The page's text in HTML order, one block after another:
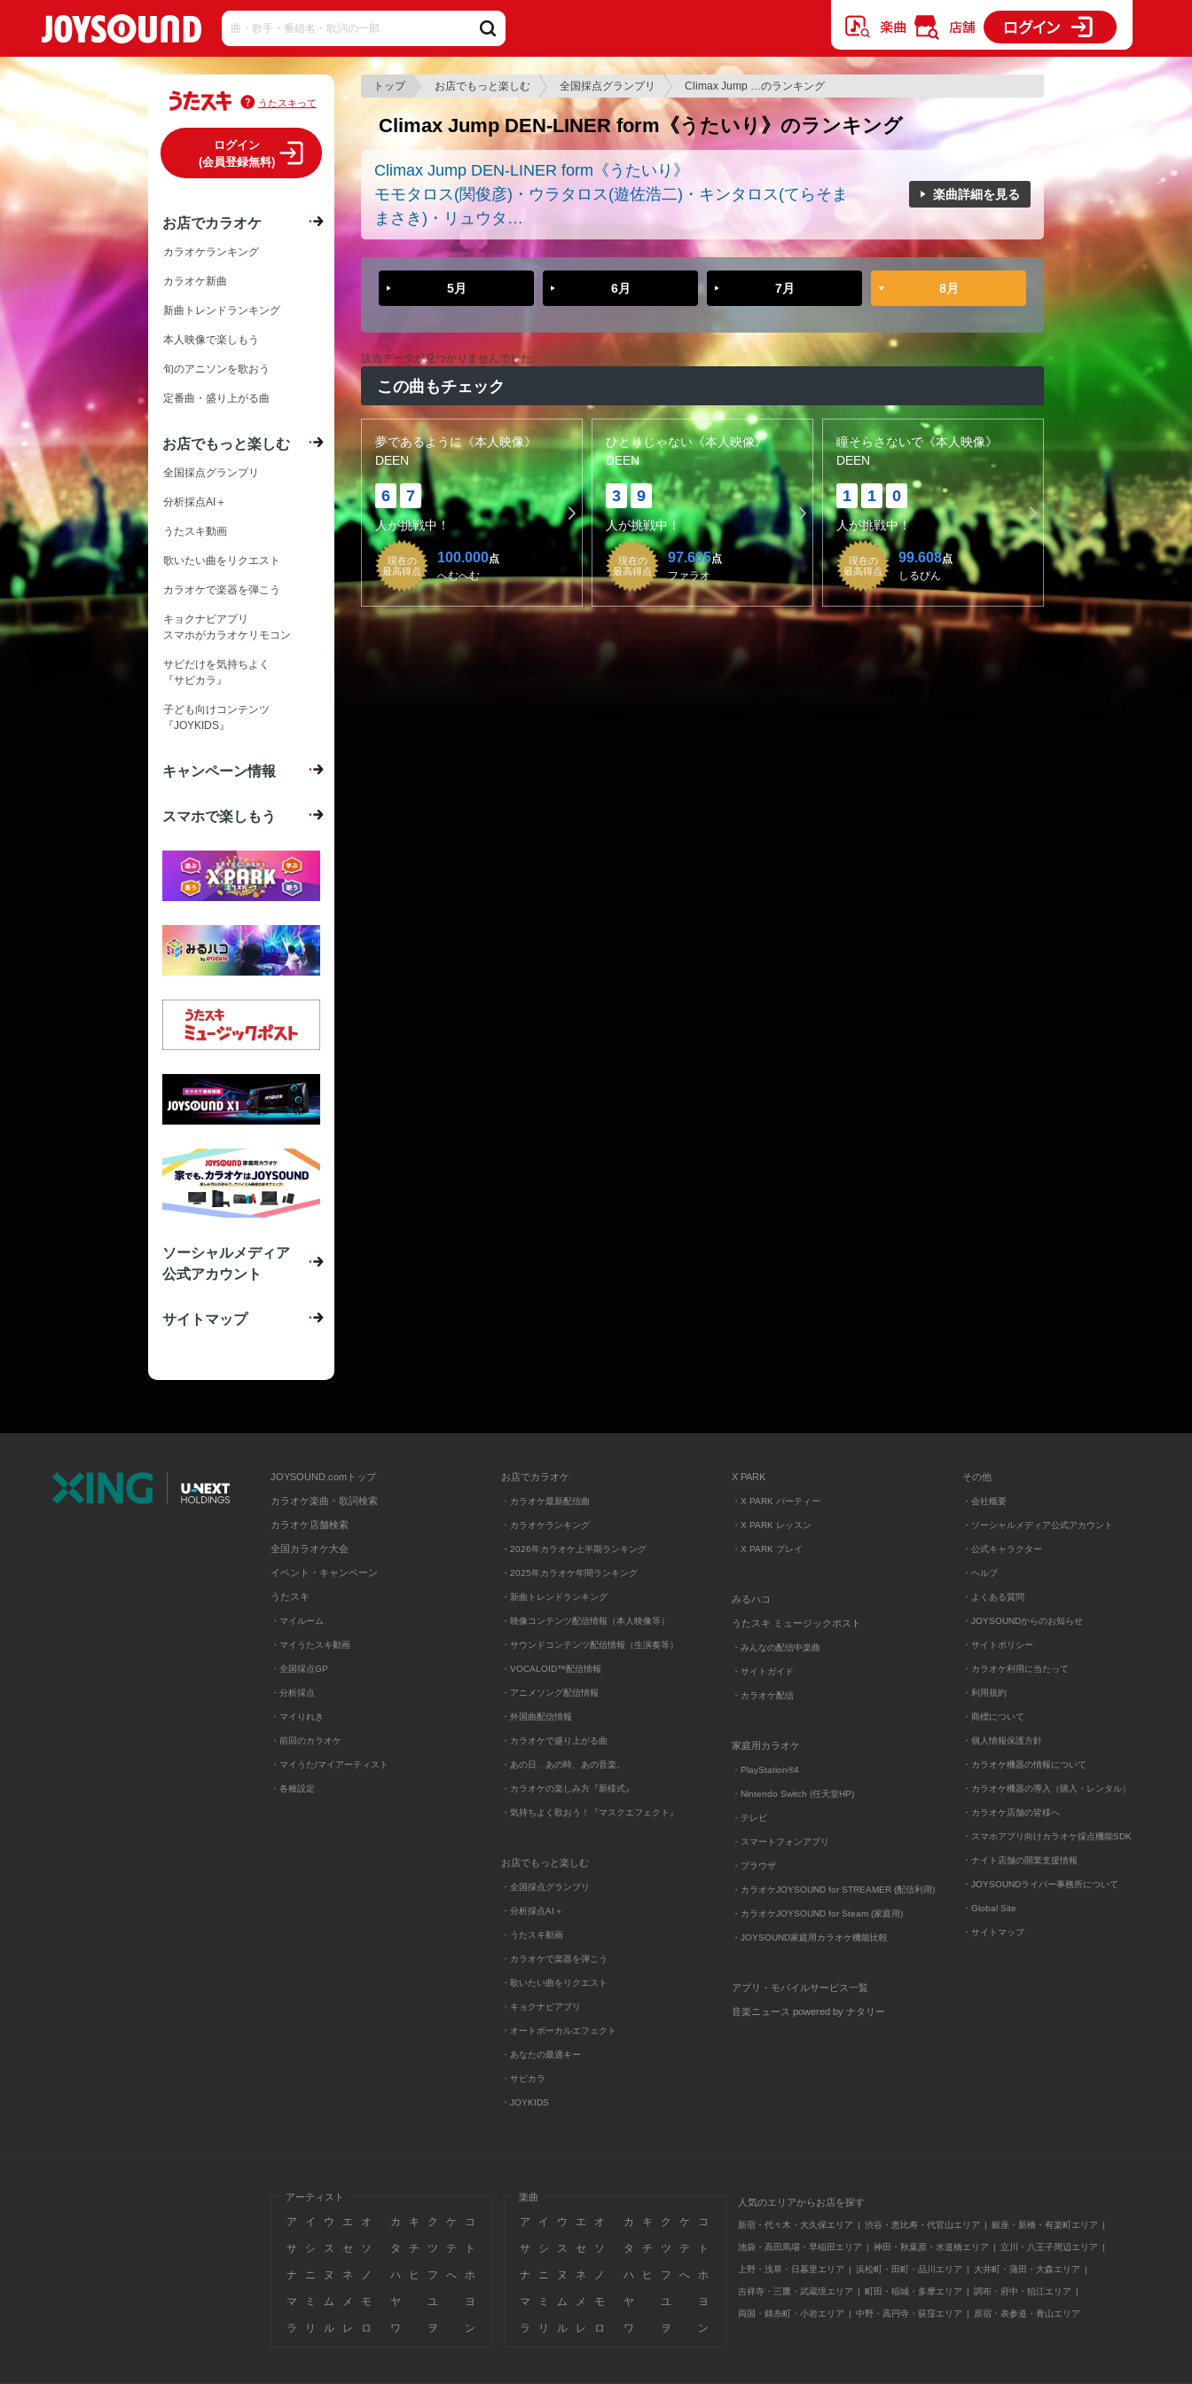
トップ お店でもっと楽しむ 全国採点グランプリ Climax Jump …のランキング
Climax Jump DEN-LINER form《うたいり》のランキング
Climax Jump DEN-LINER form《うたいり》
モモタロス(関俊彦)・ウラタロス(遊佐浩二)・キンタロス(てらそま
まさき)・リュウタ…
楽曲詳細を見る
5月 6月 7月 8月
該当データが見つかりませんでした。
この曲もチェック
夢であるように《本人映像》
DEEN
6 7
人が挑戦中！
現在の
最高得点
100.000点
へむへむ
ひとりじゃない《本人映像》
DEEN
3 9
人が挑戦中！
現在の
最高得点
97.605点
ファラオ
瞳そらさないで《本人映像》
DEEN
1 1 0
人が挑戦中！
現在の
最高得点
99.608点
しるびん
うたスキって
ログイン
(会員登録無料)
お店でカラオケ
カラオケランキング
カラオケ新曲
新曲トレンドランキング
本人映像で楽しもう
旬のアニソンを歌おう
定番曲・盛り上がる曲
お店でもっと楽しむ
全国採点グランプリ
分析採点AI＋
うたスキ動画
歌いたい曲をリクエスト
カラオケで楽器を弾こう
キョクナビアプリ
スマホがカラオケリモコン
サビだけを気持ちよく
『サビカラ』
子ども向けコンテンツ
『JOYKIDS』
キャンペーン情報
スマホで楽しもう
ソーシャルメディア
公式アカウント
サイトマップ
JOYSOUND.comトップ
カラオケ楽曲・歌詞検索
カラオケ店舗検索
全国カラオケ大会
イベント・キャンペーン
うたスキ
・マイルーム
・マイうたスキ動画
・全国採点GP
・分析採点
・マイりれき
・前回のカラオケ
・マイうた/マイアーティスト
・各種設定
お店でカラオケ
・カラオケ最新配信曲
・カラオケランキング
・2026年カラオケ上半期ランキング
・2025年カラオケ年間ランキング
・新曲トレンドランキング
・映像コンテンツ配信情報（本人映像等）
・サウンドコンテンツ配信情報（生演奏等）
・VOCALOID™配信情報
・アニメソング配信情報
・外国曲配信情報
・カラオケで盛り上がる曲
・あの日、あの時、あの音楽。
・カラオケの楽しみ方『新様式』
・気持ちよく歌おう！『マスクエフェクト』
お店でもっと楽しむ
・全国採点グランプリ
・分析採点AI＋
・うたスキ動画
・カラオケで楽器を弾こう
・歌いたい曲をリクエスト
・キョクナビアプリ
・オートボーカルエフェクト
・あなたの最適キー
・サビカラ
・JOYKIDS
X PARK
・X PARK パーティー
・X PARK レッスン
・X PARK プレイ
みるハコ
うたスキ ミュージックポスト
・みんなの配信中楽曲
・サイトガイド
・カラオケ配信
家庭用カラオケ
・PlayStation®4
・Nintendo Switch (任天堂HP)
・テレビ
・スマートフォンアプリ
・ブラウザ
・カラオケJOYSOUND for STREAMER (配信利用)
・カラオケJOYSOUND for Steam (家庭用)
・JOYSOUND家庭用カラオケ機能比較
アプリ・モバイルサービス一覧
音楽ニュース powered by ナタリー
その他
・会社概要
・ソーシャルメディア公式アカウント
・公式キャラクター
・ヘルプ
・よくある質問
・JOYSOUNDからのお知らせ
・サイトポリシー
・カラオケ利用に当たって
・利用規約
・商標について
・個人情報保護方針
・カラオケ機器の情報について
・カラオケ機器の導入（購入・レンタル）
・カラオケ店舗の皆様へ
・スマホアプリ向けカラオケ採点機能SDK
・ナイト店舗の開業支援情報
・JOYSOUNDライバー事務所について
・Global Site
・サイトマップ
アーティスト
ア イ ウ エ オ カ キ ク ケ コ
サ シ ス セ ソ タ チ ツ テ ト
ナ ニ ヌ ネ ノ ハ ヒ フ へ ホ
マ ミ ム メ モ ヤ ユ ヨ
ラ リ ル レ ロ ワ ヲ ン
楽曲
ア イ ウ エ オ カ キ ク ケ コ
サ シ ス セ ソ タ チ ツ テ ト
ナ ニ ヌ ネ ノ ハ ヒ フ へ ホ
マ ミ ム メ モ ヤ ユ ヨ
ラ リ ル レ ロ ワ ヲ ン
人気のエリアからお店を探す
新宿・代々木・大久保エリア 渋谷・恵比寿・代官山エリア 銀座・新橋・有楽町エリア
池袋・高田馬場・早稲田エリア 神田・秋葉原・水道橋エリア 立川・八王子周辺エリア
上野・浅草・日暮里エリア 浜松町・田町・品川エリア 大井町・蒲田・大森エリア
吉祥寺・三鷹・武蔵境エリア 町田・稲城・多摩エリア 調布・府中・狛江エリア
両国・錦糸町・小岩エリア 中野・高円寺・荻窪エリア 原宿・表参道・青山エリア